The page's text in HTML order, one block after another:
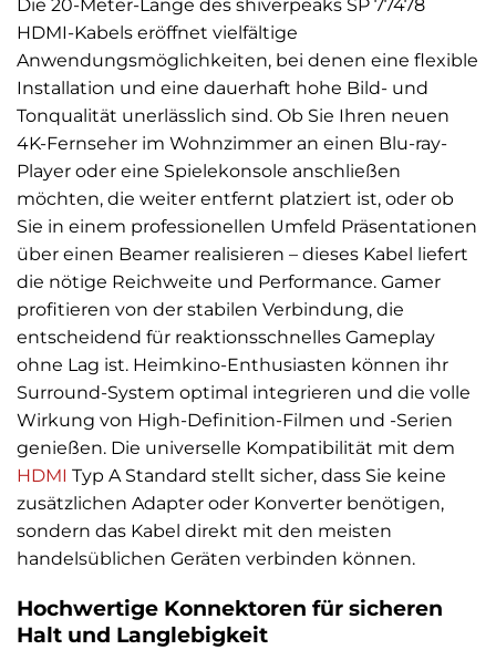
Die 20-Meter-Länge des shiverpeaks SP 77478
HDMI-Kabels eröffnet vielfältige
Anwendungsmöglichkeiten, bei denen eine flexible
Installation und eine dauerhaft hohe Bild- und
Tonqualität unerlässlich sind. Ob Sie Ihren neuen
4K-Fernseher im Wohnzimmer an einen Blu-ray-
Player oder eine Spielekonsole anschließen
möchten, die weiter entfernt platziert ist, oder ob
Sie in einem professionellen Umfeld Präsentationen
über einen Beamer realisieren – dieses Kabel liefert
die nötige Reichweite und Performance. Gamer
profitieren von der stabilen Verbindung, die
entscheidend für reaktionsschnelles Gameplay
ohne Lag ist. Heimkino-Enthusiasten können ihr
Surround-System optimal integrieren und die volle
Wirkung von High-Definition-Filmen und -Serien
genießen. Die universelle Kompatibilität mit dem
HDMI Typ A Standard stellt sicher, dass Sie keine
zusätzlichen Adapter oder Konverter benötigen,
sondern das Kabel direkt mit den meisten
handelsüblichen Geräten verbinden können.
Hochwertige Konnektoren für sicheren
Halt und Langlebigkeit